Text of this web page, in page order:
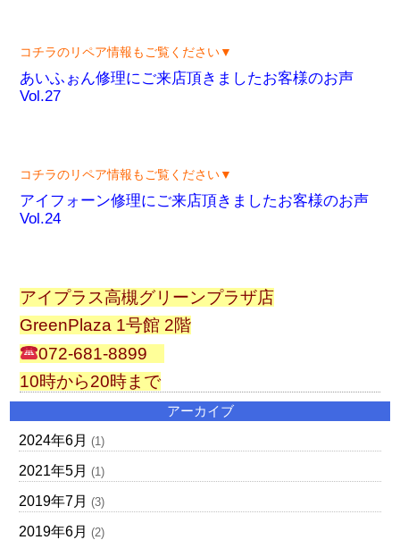
コチラのリペア情報もご覧ください▼
あいふぉん修理にご来店頂きましたお客様のお声
Vol.27
コチラのリペア情報もご覧ください▼
アイフォーン修理にご来店頂きましたお客様のお声
Vol.24
アイプラス高槻グリーンプラザ店
GreenPlaza 1号館 2階
072-681-8899
10時から20時まで
アーカイブ
2024年6月 (1)
2021年5月 (1)
2019年7月 (3)
2019年6月 (2)